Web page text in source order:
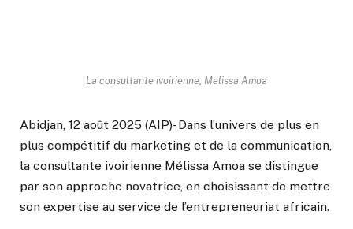
La consultante ivoirienne, Melissa Amoa
Abidjan, 12 août 2025 (AIP)- Dans l’univers de plus en
plus compétitif du marketing et de la communication,
la consultante ivoirienne Mélissa Amoa se distingue
par son approche novatrice, en choisissant de mettre
son expertise au service de l’entrepreneuriat africain.